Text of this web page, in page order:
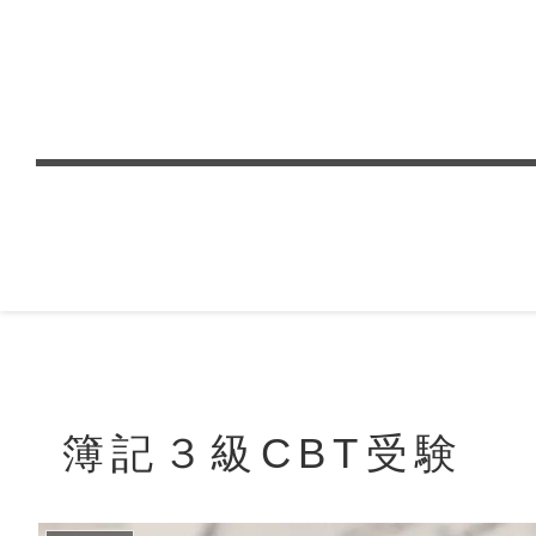
簿記３級CBT受験